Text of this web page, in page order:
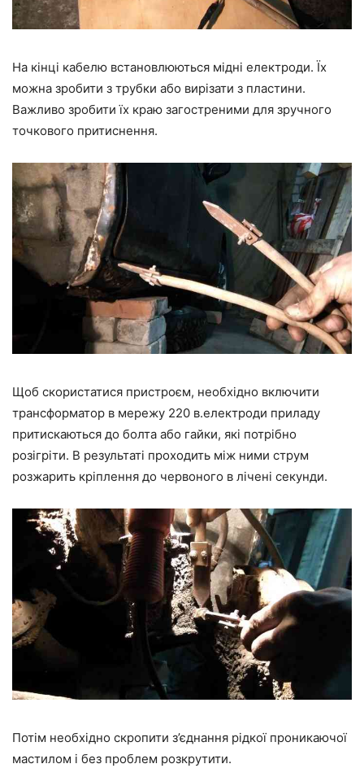
На кінці кабелю встановлюються мідні електроди. Їх
можна зробити з трубки або вирізати з пластини.
Важливо зробити їх краю загостреними для зручного
точкового притиснення.
Щоб скористатися пристроєм, необхідно включити
трансформатор в мережу 220 в.електроди приладу
притискаються до болта або гайки, які потрібно
розігріти. В результаті проходить між ними струм
розжарить кріплення до червоного в лічені секунди.
Потім необхідно скропити з’єднання рідкої проникаючої
мастилом і без проблем розкрутити.